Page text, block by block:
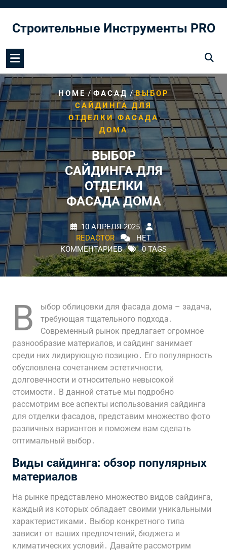
содержимому
Строительные Инструменты PRO
HOME/ФАСАД /ВЫБОР
САЙДИНГА ДЛЯ
ОТДЕЛКИ ФАСАДА
ДОМА
ВЫБОР
САЙДИНГА ДЛЯ
ОТДЕЛКИ
ФАСАДА ДОМА
10 АПРЕЛЯ 2025
REDACTOR
НЕТ
КОММЕНТАРИЕВ
0 TAGS
В
ыбор облицовки для фасада дома – задача,
требующая тщательного подхода․
Современный рынок предлагает огромное
разнообразие материалов, и сайдинг занимает
среди них лидирующую позицию․ Его популярность
обусловлена сочетанием эстетичности,
долговечности и относительно невысокой
стоимости․ В данной статье мы подробно
рассмотрим все аспекты использования сайдинга
для отделки фасадов, представим множество фото
различных вариантов и поможем вам сделать
оптимальный выбор․
Виды сайдинга: обзор популярных
материалов
На рынке представлено множество видов сайдинга,
каждый из которых обладает своими уникальными
характеристиками․ Выбор конкретного типа
зависит от ваших предпочтений, бюджета и
климатических условий․ Давайте рассмотрим